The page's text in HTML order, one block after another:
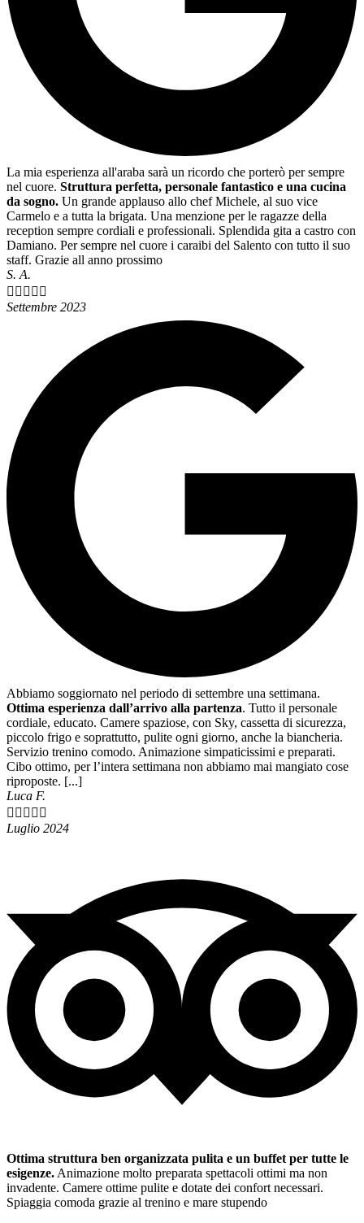
La mia esperienza all'araba sarà un ricordo che porterò per sempre
nel cuore. Struttura perfetta, personale fantastico e una cucina
da sogno. Un grande applauso allo chef Michele, al suo vice
Carmelo e a tutta la brigata. Una menzione per le ragazze della
reception sempre cordiali e professionali. Splendida gita a castro con
Damiano. Per sempre nel cuore i caraibi del Salento con tutto il suo
staff. Grazie all anno prossimo
S. A.
    
Settembre 2023
Abbiamo soggiornato nel periodo di settembre una settimana.
Ottima esperienza dall’arrivo alla partenza. Tutto il personale
cordiale, educato. Camere spaziose, con Sky, cassetta di sicurezza,
piccolo frigo e soprattutto, pulite ogni giorno, anche la biancheria.
Servizio trenino comodo. Animazione simpaticissimi e preparati.
Cibo ottimo, per l’intera settimana non abbiamo mai mangiato cose
riproposte. [...]
Luca F.
    
Luglio 2024
Ottima struttura ben organizzata pulita e un buffet per tutte le
esigenze. Animazione molto preparata spettacoli ottimi ma non
invadente. Camere ottime pulite e dotate dei confort necessari.
Spiaggia comoda grazie al trenino e mare stupendo